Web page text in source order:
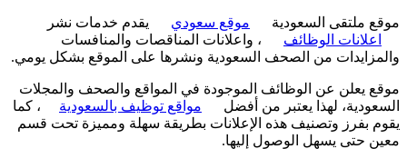
ملتقى السعودية موقع سعودي
يقدم خدمات نشر
الوظائف
، واعلانات المناقصات والمنافسات
من الصحف السعودية ونشرها على الموقع بشكل يومي.
يعلن عن الوظائف الموجودة في المواقع والصحف والمجلات
لهذا يعتبر من أفضل
مواقع توظيف بالسعودية
، كما
بفرز وتصنيف هذه الإعلانات بطريقة سهلة ومميزة تحت قسم
حتى يسهل الوصول إليها.